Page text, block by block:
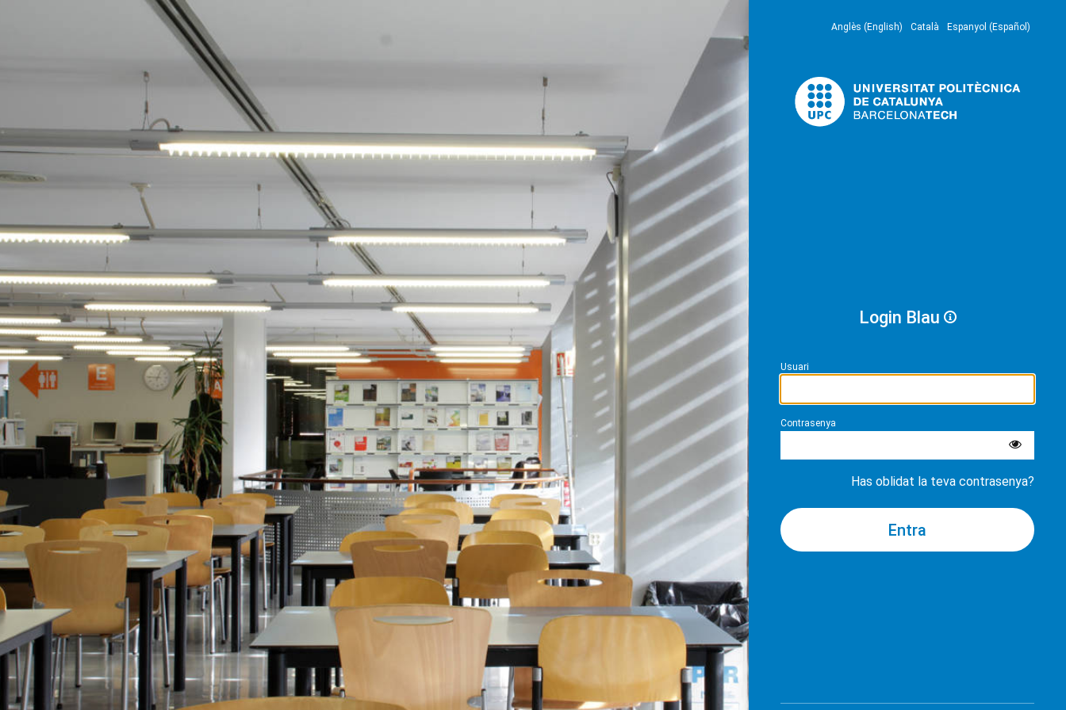
Anglès (English) Català Espanyol (Español)
Login Blau
Usuari
Contrasenya
Has oblidat la teva contrasenya?